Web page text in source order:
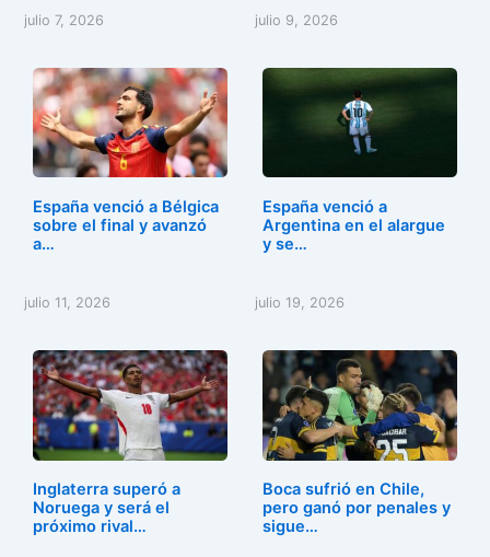
julio 7, 2026 julio 9, 2026
España venció a Bélgica
sobre el final y avanzó
a…
julio 11, 2026
España venció a
Argentina en el alargue
y se…
julio 19, 2026
Inglaterra superó a
Noruega y será el
próximo rival…
Boca sufrió en Chile,
pero ganó por penales y
sigue…